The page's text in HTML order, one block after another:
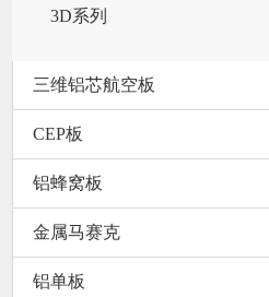
3D系列
三维铝芯航空板
CEP板
铝蜂窝板
金属马赛克
铝单板